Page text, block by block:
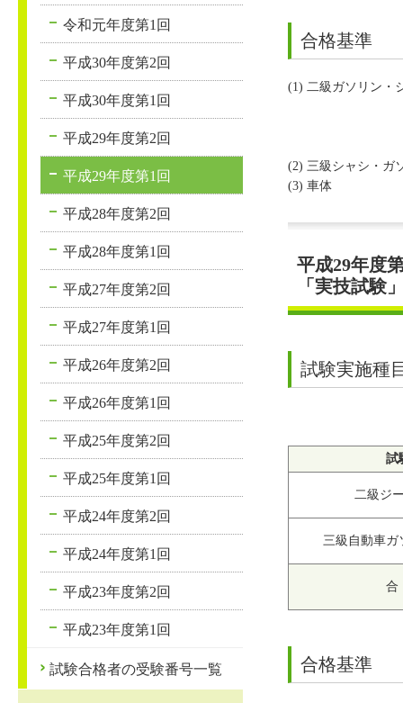
合格基準
(1) 二級ガソリン・
(2) 三級シャシ・ガ
(3) 車体
平成29年度
「実技試験
試験実施種
試
二級ジ
三級自動車ガ
合格基準
令和元年度第1回
平成30年度第2回
平成30年度第1回
平成29年度第2回
平成29年度第1回
平成28年度第2回
平成28年度第1回
平成27年度第2回
平成27年度第1回
平成26年度第2回
平成26年度第1回
平成25年度第2回
平成25年度第1回
平成24年度第2回
平成24年度第1回
平成23年度第2回
平成23年度第1回
試験合格者の受験番号一覧